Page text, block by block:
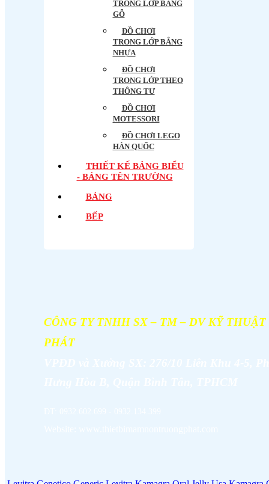
TRONG LỚP BẲNG
GỖ
ĐỒ CHƠI
TRONG LỚP BẲNG
NHỰA
ĐỒ CHƠI
TRONG LỚP THEO
THÔNG TƯ
ĐỒ CHƠI
MOTESSORI
ĐỒ CHƠI LEGO
HÀN QUỐC
THIẾT KẾ BẢNG BIỂU
- BẢNG TÊN TRƯỜNG
BẢNG
BẾP
CÔNG TY TNHH SX – TM – DV KỸ THUẬT
PHÁT